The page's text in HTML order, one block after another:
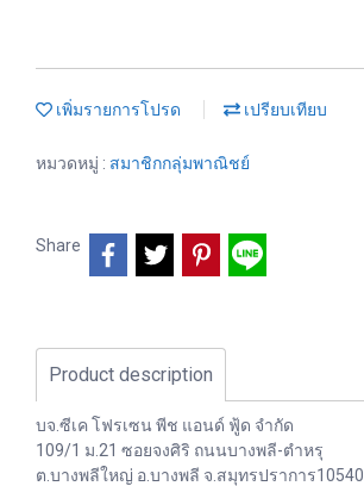
เพิ่มรายการโปรด เปรียบเทียบ
หมวดหมู่ : สมาชิกกลุ่มพาณิชย์
Share
Product description
บจ.ซีเค โฟรเซน พีช แอนด์ ฟู้ด จำกัด
109/1 ม.21 ซอยจงศิริ ถนนบางพลี-ตำหรุ
ต.บางพลีใหญ่ อ.บางพลี จ.สมุทรปราการ10540